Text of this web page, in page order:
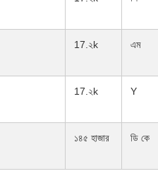
17.২k এম
17.২k Y
১৪৫ হাজার ডি কে